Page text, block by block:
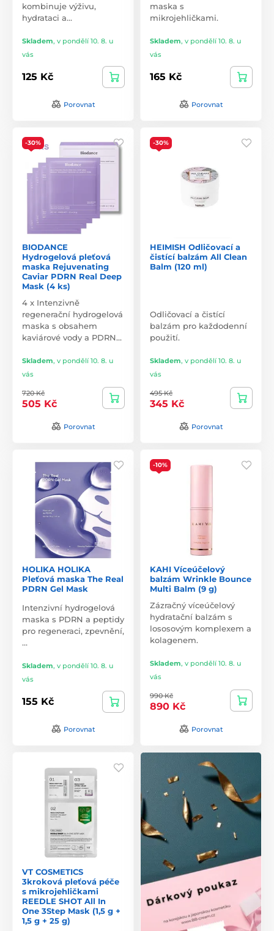
kombinuje výživu,
hydrataci a…
Skladem, v pondělí 10. 8. u
vás
125 Kč
Porovnat
maska s
mikrojehličkami.
Skladem, v pondělí 10. 8. u
vás
165 Kč
Porovnat
-30%
BIODANCE
Hydrogelová pleťová
maska Rejuvenating
Caviar PDRN Real Deep
Mask (4 ks)
4 x Intenzivně
regenerační hydrogelová
maska s obsahem
kaviárové vody a PDRN…
Skladem, v pondělí 10. 8. u
vás
720 Kč
505 Kč
Porovnat
-30%
HEIMISH Odličovací a
čistící balzám All Clean
Balm (120 ml)
Odličovací a čistící
balzám pro každodenní
použití.
Skladem, v pondělí 10. 8. u
vás
495 Kč
345 Kč
Porovnat
HOLIKA HOLIKA
Pleťová maska The Real
PDRN Gel Mask
Intenzivní hydrogelová
maska s PDRN a peptidy
pro regeneraci, zpevnění,
…
Skladem, v pondělí 10. 8. u
vás
155 Kč
Porovnat
-10%
KAHI Víceúčelový
balzám Wrinkle Bounce
Multi Balm (9 g)
Zázračný víceúčelový
hydratační balzám s
lososovým komplexem a
kolagenem.
Skladem, v pondělí 10. 8. u
vás
990 Kč
890 Kč
Porovnat
VT COSMETICS
3kroková pleťová péče
s mikrojehličkami
REEDLE SHOT All In
One 3Step Mask (1,5 g +
1,5 g + 25 g)